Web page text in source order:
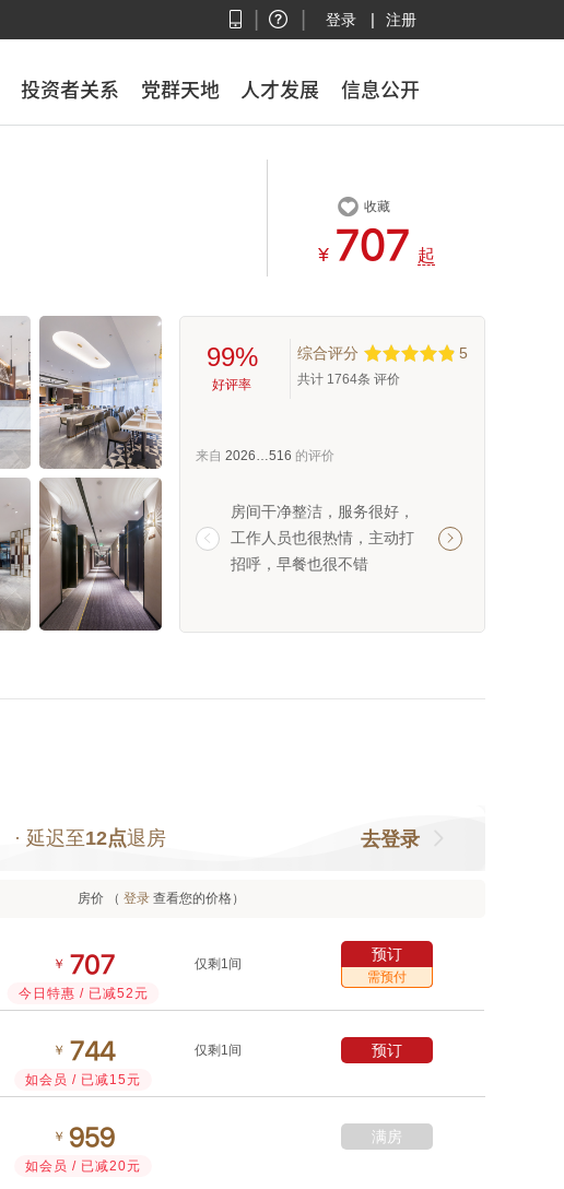
登录 | 注册
投资者关系 党群天地 人才发展 信息公开
投资者关系 党群天地 人才发展 信息公开
 收藏
¥   起
99%
好评率
综合评分 5
共计 1764条 评价
来自 2026…516 的评价

房间干净整洁，服务很好，
工作人员也很热情，主动打
招呼，早餐也很不错
服务员也很热情，

· 延迟至12点退房 去登录
房价 （ 登录 查看您的价格）
￥ 
今日特惠 / 已减52元
仅剩1间
预订
需预付
￥ 
如会员 / 已减15元
仅剩1间 预订
￥ 
如会员 / 已减20元
满房